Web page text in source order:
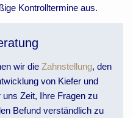
Kontrolltermine aus.
wir die Zahnstellung, den
von Kiefer und
Zeit, Ihre Fragen zu
Befund verständlich zu